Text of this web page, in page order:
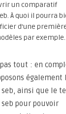
un comparatif
À quoi il pourra
d’une
par exemple.
pas tout : en
également
ainsi que le
pour pouvoir